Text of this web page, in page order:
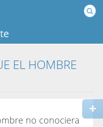
EL HOMBRE
no conociera